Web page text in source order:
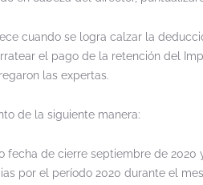
cuando se logra calzar la
el pago de la retención del
las expertas.
de la siguiente manera:
fecha de cierre septiembre de
por el período 2020 durante el